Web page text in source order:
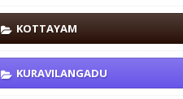
KOTTAYAM
KURAVILANGADU